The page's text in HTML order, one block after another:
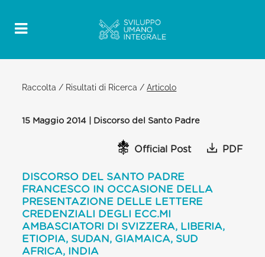
Raccolta / Risultati di Ricerca /Articolo
15 Maggio 2014 | Discorso del Santo Padre
Official Post PDF
DISCORSO DEL SANTO PADRE
FRANCESCO IN OCCASIONE DELLA
PRESENTAZIONE DELLE LETTERE
CREDENZIALI DEGLI ECC.MI
AMBASCIATORI DI SVIZZERA, LIBERIA,
ETIOPIA, SUDAN, GIAMAICA, SUD
AFRICA, INDIA